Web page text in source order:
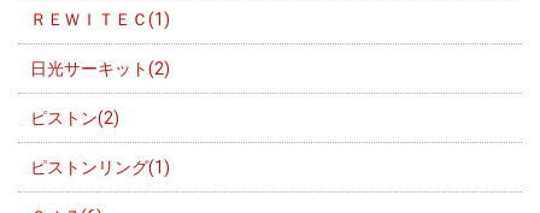
ＲＥＷＩＴＥＣ(1)
日光サーキット(2)
ピストン(2)
ピストンリング(1)